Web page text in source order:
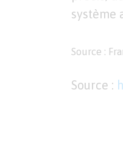
système
Source :
Source :